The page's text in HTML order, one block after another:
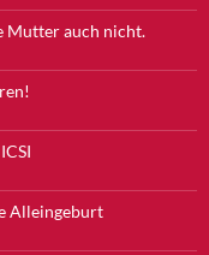
Mutter auch nicht.
Alleingeburt